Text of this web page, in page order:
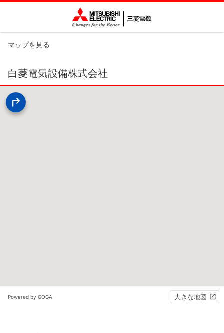
マップを見る
白菱電気設備株式会社
Powered by GOGA 大きな地図